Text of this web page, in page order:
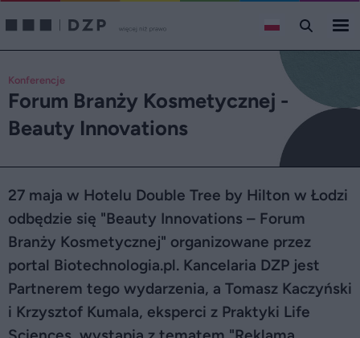
Konferencje
Forum Branży Kosmetycznej -
Beauty Innovations
27 maja w Hotelu Double Tree by Hilton w Łodzi
odbędzie się "Beauty Innovations – Forum
Branży Kosmetycznej" organizowane przez
portal Biotechnologia.pl. Kancelaria DZP jest
Partnerem tego wydarzenia, a Tomasz Kaczyński
i Krzysztof Kumala, eksperci z Praktyki Life